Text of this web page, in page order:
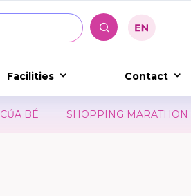
Facilities Contact
SHOPPING MARATHON 2026 -